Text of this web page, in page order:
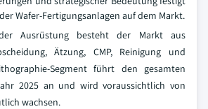
Wafer-Fertigungsanlagen auf dem Markt.
Ausrüstung besteht der Markt aus
Ätzung, CMP, Reinigung und
Segment führt den gesamten
2025 an und wird voraussichtlich von
wachsen.